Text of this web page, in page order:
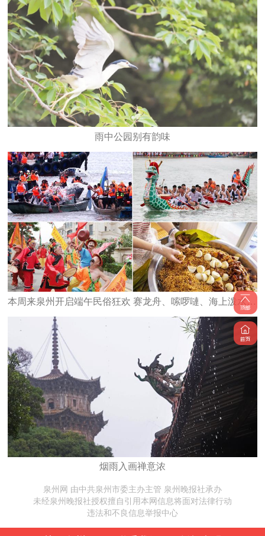
雨中公园别有韵味
本周来泉州开启端午民俗狂欢 赛龙舟、嗦啰嗹、海上泼水、水上捉鸭
烟雨入画禅意浓
泉州网 由中共泉州市委主办主管 泉州晚报社承办
未经泉州晚报社授权擅自引用本网信息将面对法律行动
违法和不良信息举报中心